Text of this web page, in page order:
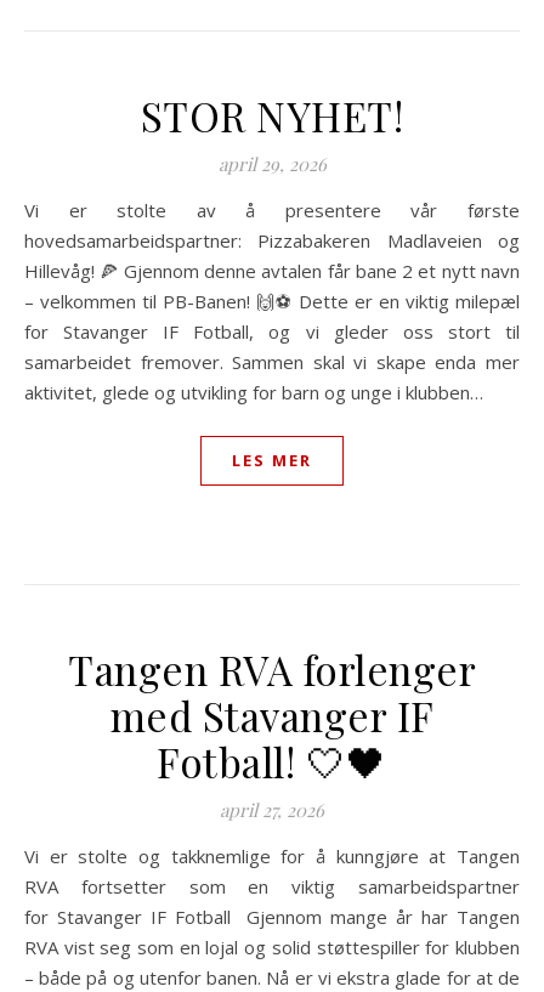
STOR NYHET!
april 29, 2026
Vi er stolte av å presentere vår første
hovedsamarbeidspartner: Pizzabakeren Madlaveien og
Hillevåg! 🍕 Gjennom denne avtalen får bane 2 et nytt navn
– velkommen til PB-Banen! 🙌⚽ Dette er en viktig milepæl
for Stavanger IF Fotball, og vi gleder oss stort til
samarbeidet fremover. Sammen skal vi skape enda mer
aktivitet, glede og utvikling for barn og unge i klubben…
LES MER
Tangen RVA forlenger
med Stavanger IF
Fotball! 🤍🖤
april 27, 2026
Vi er stolte og takknemlige for å kunngjøre at Tangen
RVA fortsetter som en viktig samarbeidspartner
for Stavanger IF Fotball Gjennom mange år har Tangen
RVA vist seg som en lojal og solid støttespiller for klubben
– både på og utenfor banen. Nå er vi ekstra glade for at de